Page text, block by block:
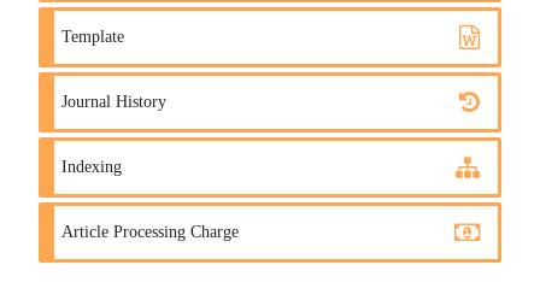
Template
Journal History
Indexing
Article Processing Charge